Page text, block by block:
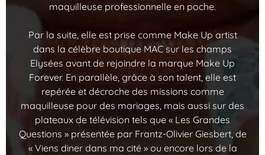
maquilleuse professionnelle en poche.
Par la suite, elle est prise comme Make Up artist
dans la célèbre boutique MAC sur les champs
Elysées avant de rejoindre la marque Make Up
Forever. En parallèle, grâce à son talent, elle est
repérée et décroche des missions comme
maquilleuse pour des mariages, mais aussi sur des
plateaux de télévision tels que « Les Grandes
Questions » présentée par Frantz-Olivier Giesbert, de
« Viens diner dans ma cité » ou encore lors de la